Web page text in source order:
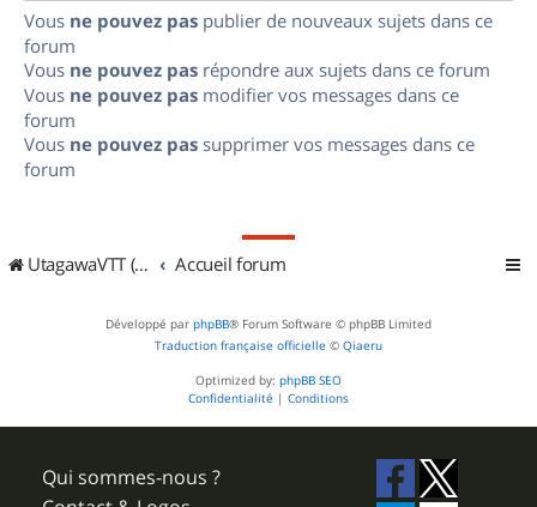
Vous ne pouvez pas publier de nouveaux sujets dans ce
forum
Vous ne pouvez pas répondre aux sujets dans ce forum
Vous ne pouvez pas modifier vos messages dans ce
forum
Vous ne pouvez pas supprimer vos messages dans ce
forum
UtagawaVTT (Randos VTT et VTTAE avec traces GPS) Accueil forum
Développé par phpBB® Forum Software © phpBB Limited
Traduction française officielle © Qiaeru
Optimized by: phpBB SEO
Confidentialité | Conditions
Qui sommes-nous ?